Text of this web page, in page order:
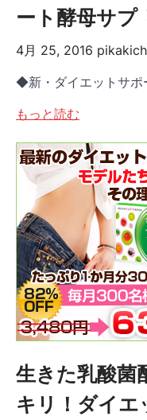
ート酵母サプ
4月 25, 2016
◆新・ダイエットサポ
もっと読む
生きた乳酸菌
キリ！ダイエ